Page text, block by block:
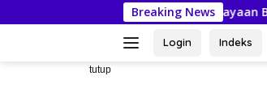
ke
Breaking News
Sambut Perayaan Budaya Banggai
Login Indeks
tutup